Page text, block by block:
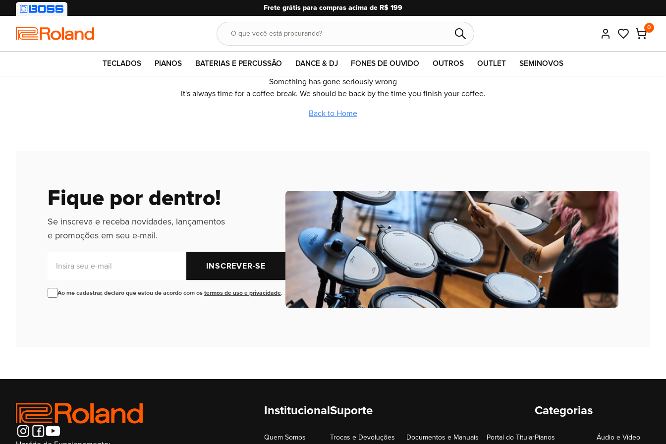
10% OFF em pagamentos no pix ou boleto.
Roland Buscar
O que você está procurando?
0
TECLADOS PIANOS BATERIAS E PERCUSSÃO DANCE & DJ FONES DE OUVIDO OUTROS OUTLET SEMINOVOS
Something has gone seriously wrong
It's always time for a coffee break. We should be back by the time you finish your coffee.
Back to Home
Fique por dentro!
Se inscreva e receba novidades, lançamentos
e promoções em seu e-mail.
INSCREVER-SE
Ao me cadastrar, declaro que estou de acordo com os termos de uso e privacidade
Institucional
Quem Somos
Suporte
Trocas e Devoluções Documentos e Manuais Portal do Titular
Categorias
Pianos Áudio e Vídeo